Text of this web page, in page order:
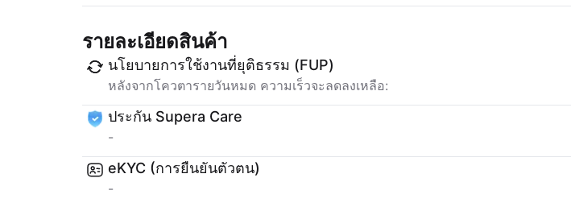
รายละเอียดสินค้า
นโยบายการใช้งานที่ยุติธรรม (FUP)
หลังจากโควตารายวันหมด ความเร็วจะลดลงเหลือ:
ประกัน Supera Care
-
eKYC (การยืนยันตัวตน)
-